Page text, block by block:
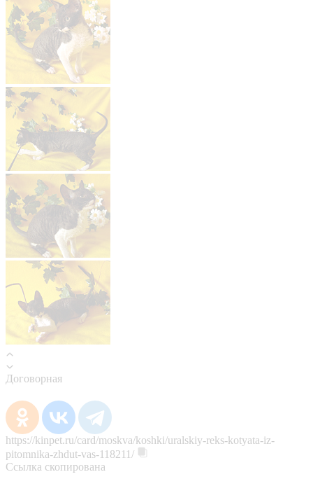
Договорная
https://kinpet.ru/card/moskva/koshki/uralskiy-reks-kotyata-iz-
pitomnika-zhdut-vas-118211/
Ссылка скопирована